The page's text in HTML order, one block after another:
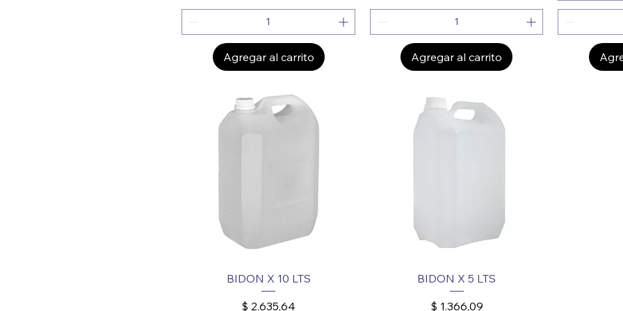
Agregar al carrito Agregar al carrito
BIDON X 10 LTS
Precio
$ 2.635,64
BIDON X 5 LTS
Precio
$ 1.366,09